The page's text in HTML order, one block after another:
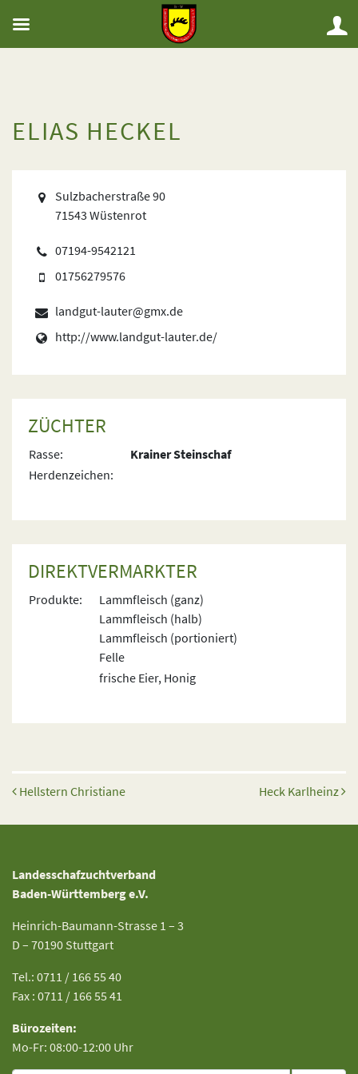
ELIAS HECKEL
Sulzbacherstraße 90
71543 Wüstenrot
07194-9542121
01756279576
landgut-lauter@gmx.de
http://www.landgut-lauter.de/
ZÜCHTER
Rasse:
Krainer Steinschaf
Herdenzeichen:
DIREKTVERMARKTER
Produkte:
Lammfleisch (ganz)
Lammfleisch (halb)
Lammfleisch (portioniert)
Felle
frische Eier, Honig
Beitrags-Navigation
Hellstern Christiane Heck Karlheinz
Landesschafzuchtverband
Baden-Württemberg e.V.
Heinrich-Baumann-Strasse 1 – 3
D – 70190 Stuttgart
Tel.: 0711 / 166 55 40
Fax : 0711 / 166 55 41
Bürozeiten:
Mo-Fr: 08:00-12:00 Uhr